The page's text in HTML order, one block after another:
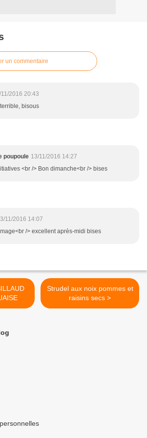
un commentaire
11/2016 20:43
bisous
poupoule 13/11/2016 14:27
<br /> Bon dimanche<br /> bises
11/2016 14:07
/> excellent après-midi bises
Strudel aux noix pommes et
raisins secs >